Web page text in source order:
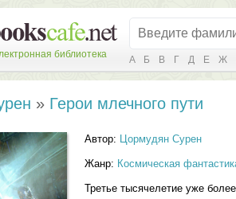
библиотека А Б В Г Д Е Ж
» Герои млечного пути
Автор: Цормудян Сурен
Жанр: Космическая
Третье тысячелетие уже